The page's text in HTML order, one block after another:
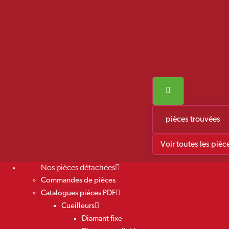
pièces trouvées
Voir toutes les
Nos pièces détachées
Commandes de pièces
Catalogues pièces PDF
Cueilleurs
Diamant fixe